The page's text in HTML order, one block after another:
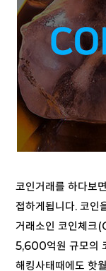
코인거래를 하다보면
접하게됩니다. 코인
거래소인 코인체
5,600억원 규모의
해킹사태때에도 핫